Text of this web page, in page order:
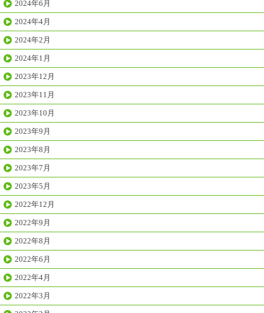
2024年6月
2024年4月
2024年2月
2024年1月
2023年12月
2023年11月
2023年10月
2023年9月
2023年8月
2023年7月
2023年5月
2022年12月
2022年9月
2022年8月
2022年6月
2022年4月
2022年3月